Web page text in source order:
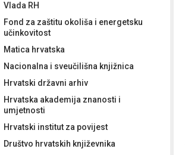
Vlada RH
Fond za zaštitu okoliša i energetsku
učinkovitost
Matica hrvatska
Nacionalna i sveučilišna knjižnica
Hrvatski državni arhiv
Hrvatska akademija znanosti i
umjetnosti
Hrvatski institut za povijest
Društvo hrvatskih književnika